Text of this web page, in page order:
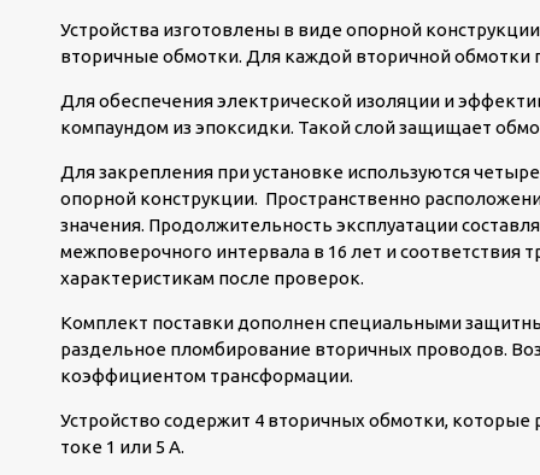
Устройства изготовлены в виде опорной
вторичные обмотки. Для каждой вторичной обмотки
Для обеспечения электрической изоляции и
компаундом из эпоксидки. Такой слой защищает
Для закрепления при установке используются
опорной конструкции. Пространственно
значения. Продолжительность эксплуатации
межповерочного интервала в 16 лет и соответствия
характеристикам после проверок.
Комплект поставки дополнен специальными
раздельное пломбирование вторичных проводов.
коэффициентом трансформации.
Устройство содержит 4 вторичных обмотки,
токе 1 или 5 А.